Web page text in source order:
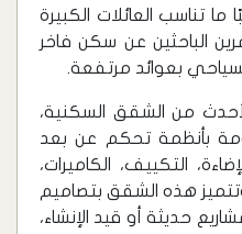
تناسب العائلات الكبيرة
الباحثين عن سكن فاخر
السياحي بعوائد مرتفعة.
من الشقق السكنية،
بأنظمة تحكم عن بعد
التكييف، الكاميرات،
وتتميز هذه الشقق بتصاميم
حديثة أو قيد الإنشاء،